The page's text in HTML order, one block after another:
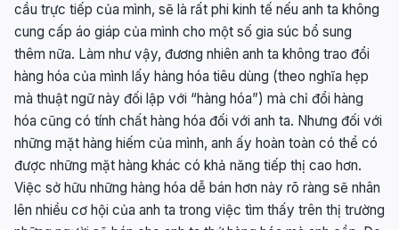
cầu trực tiếp của mình, sẽ là rất phi kinh tế nếu anh ta không
cung cấp áo giáp của mình cho một số gia súc bổ sung
thêm nữa. Làm như vậy, đương nhiên anh ta không trao đổi
hàng hóa của mình lấy hàng hóa tiêu dùng (theo nghĩa hẹp
mà thuật ngữ này đối lập với “hàng hóa”) mà chỉ đổi hàng
hóa cũng có tính chất hàng hóa đối với anh ta. Nhưng đối với
những mặt hàng hiếm của mình, anh ấy hoàn toàn có thể có
được những mặt hàng khác có khả năng tiếp thị cao hơn.
Việc sở hữu những hàng hóa dễ bán hơn này rõ ràng sẽ nhân
lên nhiều cơ hội của anh ta trong việc tìm thấy trên thị trường